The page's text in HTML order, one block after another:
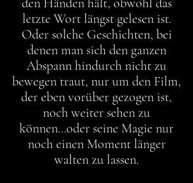
letzte Wort längst gelesen ist.
Oder solche Geschichten, bei
denen man sich den ganzen
Abspann hindurch nicht zu
bewegen traut, nur um den Film,
der eben vorüber gezogen ist,
noch weiter sehen zu
können...oder seine Magie nur
noch einen Moment länger
walten zu lassen.